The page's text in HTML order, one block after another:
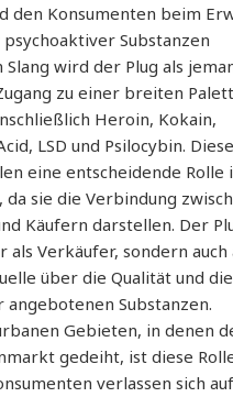
den Konsumenten beim
Substanzen
wird der Plug als
zu einer breiten
Heroin, Kokain,
LSD und Psilocybin. Diese
eine entscheidende Rolle
da sie die Verbindung
Käufern darstellen. Der
als Verkäufer, sondern auch
über die Qualität und die
Substanzen.
Gebieten, in denen
gedeiht, ist diese
verlassen sich